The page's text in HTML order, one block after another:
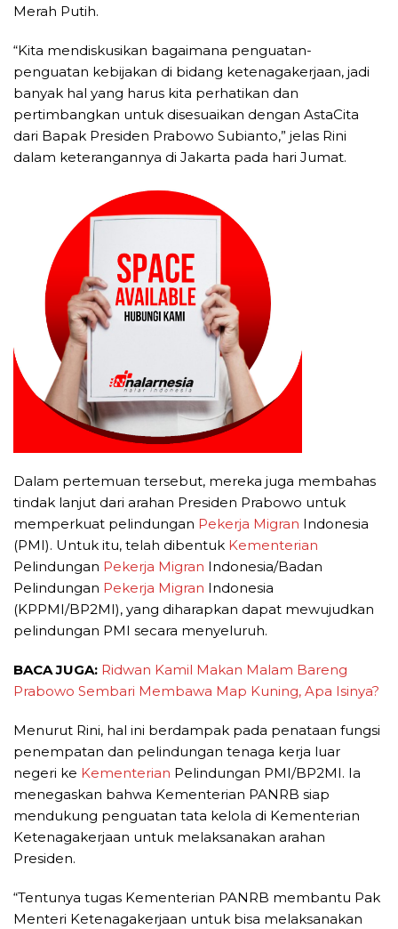
Merah Putih.
“Kita mendiskusikan bagaimana penguatan-
penguatan kebijakan di bidang ketenagakerjaan, jadi
banyak hal yang harus kita perhatikan dan
pertimbangkan untuk disesuaikan dengan AstaCita
dari Bapak Presiden Prabowo Subianto,” jelas Rini
dalam keterangannya di Jakarta pada hari Jumat.
Dalam pertemuan tersebut, mereka juga membahas
tindak lanjut dari arahan Presiden Prabowo untuk
memperkuat pelindungan Pekerja Migran Indonesia
(PMI). Untuk itu, telah dibentuk Kementerian
Pelindungan Pekerja Migran Indonesia/Badan
Pelindungan Pekerja Migran Indonesia
(KPPMI/BP2MI), yang diharapkan dapat mewujudkan
pelindungan PMI secara menyeluruh.
BACA JUGA: Ridwan Kamil Makan Malam Bareng
Prabowo Sembari Membawa Map Kuning, Apa Isinya?
Menurut Rini, hal ini berdampak pada penataan fungsi
penempatan dan pelindungan tenaga kerja luar
negeri ke Kementerian Pelindungan PMI/BP2MI. Ia
menegaskan bahwa Kementerian PANRB siap
mendukung penguatan tata kelola di Kementerian
Ketenagakerjaan untuk melaksanakan arahan
Presiden.
“Tentunya tugas Kementerian PANRB membantu Pak
Menteri Ketenagakerjaan untuk bisa melaksanakan